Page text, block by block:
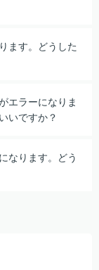
ます。どうした
エラーになりま
いですか？
なります。どう